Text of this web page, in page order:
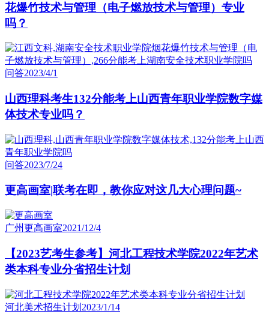
花爆竹技术与管理（电子燃放技术与管理）专业
吗？
问答2023/4/1
山西理科考生132分能考上山西青年职业学院数字媒
体技术专业吗？
问答2023/7/24
更高画室|联考在即，教你应对这几大心理问题~
广州更高画室2021/12/4
【2023艺考生参考】河北工程技术学院2022年艺术
类本科专业分省招生计划
河北美术招生计划 2023/1/14